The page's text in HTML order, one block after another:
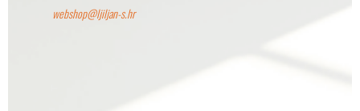
webshop@ljiljan-s.hr